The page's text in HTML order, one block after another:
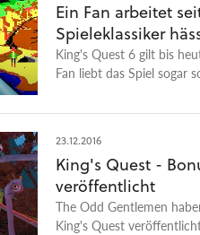
Ein Fan arbeitet
Spieleklassiker
King's Quest 6 gilt bis
Fan liebt das Spiel sogar
23.12.2016
King's Quest -
veröffentlicht
The Odd Gentlemen
King's Quest